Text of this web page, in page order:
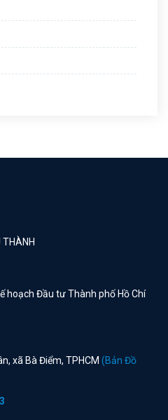
THÀNH
hoạch Đầu tư Thành phố Hồ Chí
xã Bà Điểm, TPHCM (Bản Đồ